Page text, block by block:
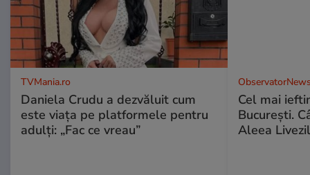
TVMania.ro
Daniela Crudu a dezvăluit cum
este viața pe platformele pentru
adulți: „Fac ce vreau”
Cel mai
Bucureşti.
Aleea